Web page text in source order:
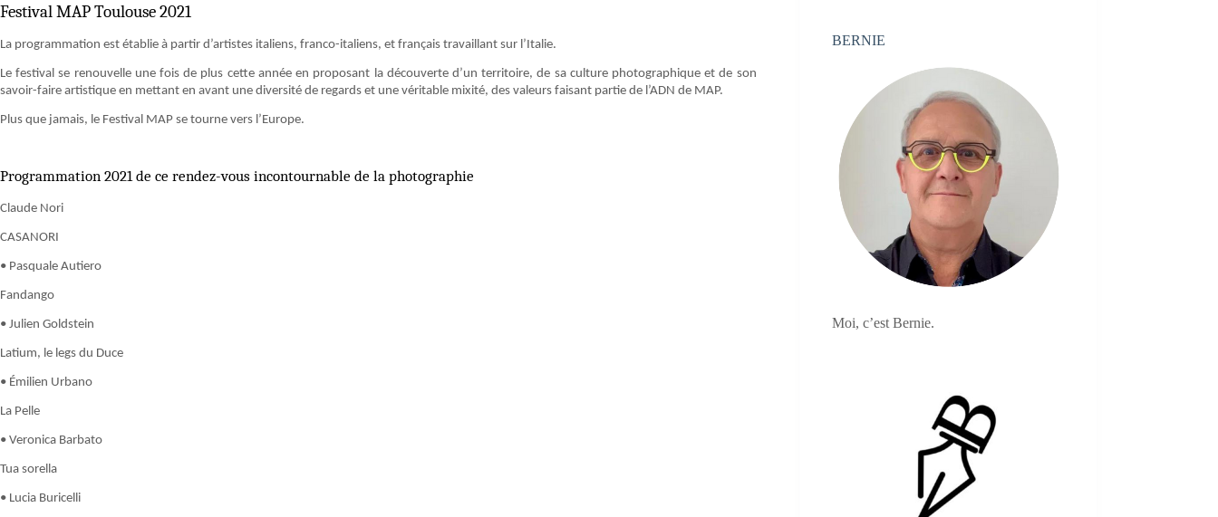
Festival MAP Toulouse 2021
La programmation est établie à partir d’artistes italiens, franco-italiens, et français travaillant sur l’Italie.
Le festival se renouvelle une fois de plus cette année en proposant la découverte d’un territoire, de sa culture photographique et de son
savoir-faire artistique en mettant en avant une diversité de regards et une véritable mixité, des valeurs faisant partie de l’ADN de MAP.
Plus que jamais, le Festival MAP se tourne vers l’Europe.
Programmation 2021 de ce rendez-vous incontournable de la photographie
Claude Nori
CASANORI
• Pasquale Autiero
Fandango
• Julien Goldstein
Latium, le legs du Duce
• Émilien Urbano
La Pelle
• Veronica Barbato
Tua sorella
• Lucia Buricelli
BERNIE
Moi, c’est Bernie.